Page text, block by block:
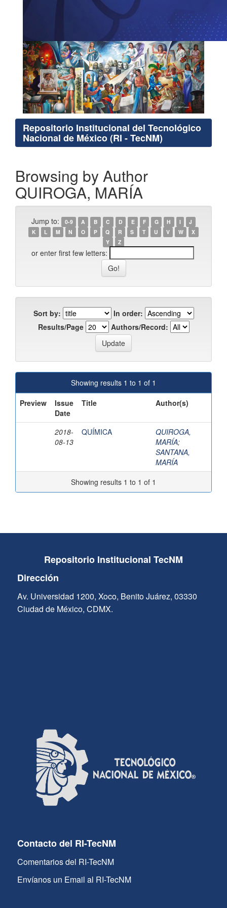
Repositorio Institucional del Tecnológico
Nacional de México (RI - TecNM)
Browsing by Author
QUIROGA, MARÍA
Jump to: 0-9 A B C D E F G H I
J
K
L M N O P Q R S T U V W
X
Y
Z
or enter first few letters:
Sort by:
In order:
Results/Page
Authors/Record:
Showing results 1 to 1 of 1
Preview
Issue
Date
Title Author(s)
2018-
08-13
QUÍMICA
QUIROGA,
MARÍA;
SANTANA,
MARÍA
Showing results 1 to 1 of 1
Repositorio Institucional TecNM
Dirección
Av. Universidad 1200, Xoco, Benito Juárez, 03330
Ciudad de México, CDMX.
Contacto del RI-TecNM
Comentarios del RI-TecNM
Envíanos un Email al RI-TecNM